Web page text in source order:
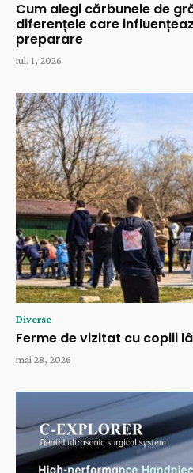
Cum alegi cărbunele de
diferențele care
preparare
iul. 1, 2026
Diverse
Ferme de vizitat cu copiii
mai 28, 2026